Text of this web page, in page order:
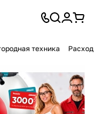
техника